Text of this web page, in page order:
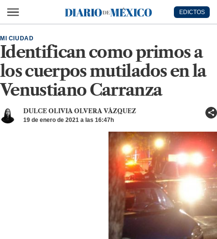
Diario de México
EDICTOS
Identifican como primos a
los cuerpos mutilados en la
Venustiano Carranza
MI CIUDAD
DULCE OLIVIA OLVERA VÁZQUEZ
19 de enero de 2021 a las 16:47h